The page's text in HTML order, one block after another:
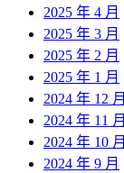
2025 年 4 月
2025 年 3 月
2025 年 2 月
2025 年 1 月
2024 年 12 月
2024 年 11 月
2024 年 10 月
2024 年 9 月